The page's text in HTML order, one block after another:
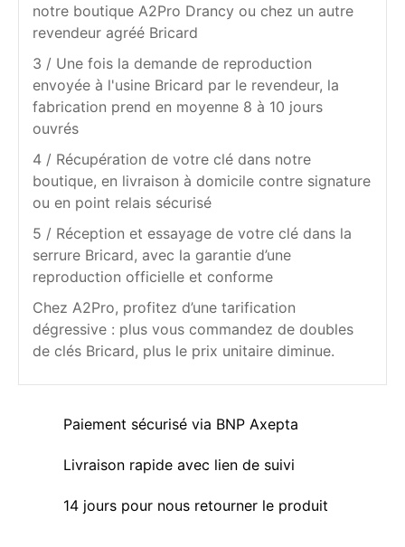
notre boutique A2Pro Drancy ou chez un autre
revendeur agréé Bricard
3 / Une fois la demande de reproduction
envoyée à l'usine Bricard par le revendeur, la
fabrication prend en moyenne 8 à 10 jours
ouvrés
4 / Récupération de votre clé dans notre
boutique, en livraison à domicile contre signature
ou en point relais sécurisé
5 / Réception et essayage de votre clé dans la
serrure Bricard, avec la garantie d’une
reproduction officielle et conforme
Chez A2Pro, profitez d’une tarification
dégressive : plus vous commandez de doubles
de clés Bricard, plus le prix unitaire diminue.
Paiement sécurisé via BNP Axepta
Livraison rapide avec lien de suivi
14 jours pour nous retourner le produit